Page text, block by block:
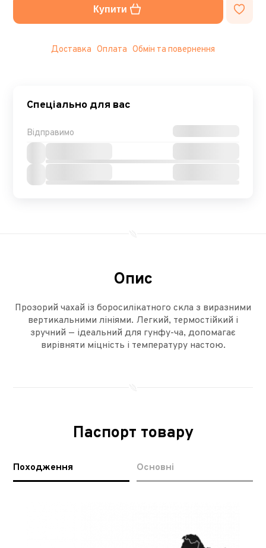
Купити
Доставка Оплата Обмін та повернення
Спеціально для вас
Відправимо
Опис
Прозорий чахай із боросилікатного скла з виразними
вертикальними лініями. Легкий, термостійкий і
зручний — ідеальний для гунфу-ча, допомагає
вирівняти міцність і температуру настою.
Паспорт товару
Походження Основні